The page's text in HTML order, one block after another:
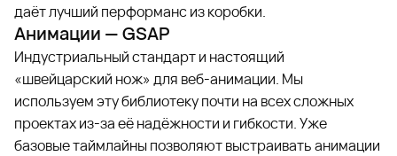
даёт лучший перформанс из коробки.
Анимации — GSAP
Индустриальный стандарт и настоящий
«швейцарский нож» для веб-анимации. Мы
используем эту библиотеку почти на всех сложных
проектах из-за её надёжности и гибкости. Уже
базовые таймлайны позволяют выстраивать анимации